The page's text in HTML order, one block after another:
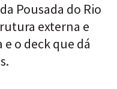
Pousada do Rio
externa e
e o deck que dá